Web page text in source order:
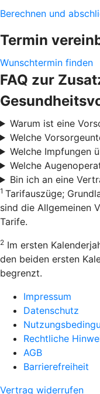
Berechnen und
Termin
Wunschtermin finden
FAQ zur
Warum ist eine
Welche
Welche Impfungen
Welche
Bin ich an eine
1 Tarifauszüge;
sind die Allgemeinen
Tarife.
2 Im ersten
den beiden ersten
begrenzt.
Impressum
Datenschutz
Rechtliche
AGB
Barrierefreiheit
Vertrag widerrufen